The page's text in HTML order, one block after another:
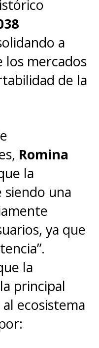
a
los mercados
de la
Romina
la
siendo una
ya que
la
principal
ecosistema